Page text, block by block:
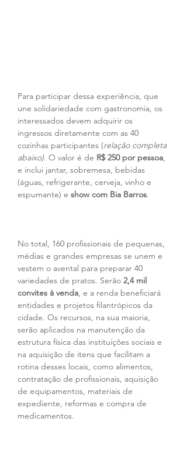
Para participar dessa experiência, que
une solidariedade com gastronomia, os
interessados devem adquirir os
ingressos diretamente com as 40
cozinhas participantes (relação completa
abaixo). O valor é de R$ 250 por pessoa,
e inclui jantar, sobremesa, bebidas
(águas, refrigerante, cerveja, vinho e
espumante) e show com Bia Barros.
No total, 160 profissionais de pequenas,
médias e grandes empresas se unem e
vestem o avental para preparar 40
variedades de pratos. Serão 2,4 mil
convites à venda, e a renda beneficiará
entidades e projetos filantrópicos da
cidade. Os recursos, na sua maioria,
serão aplicados na manutenção da
estrutura física das instituições sociais e
na aquisição de itens que facilitam a
rotina desses locais, como alimentos,
contratação de profissionais, aquisição
de equipamentos, materiais de
expediente, reformas e compra de
medicamentos.